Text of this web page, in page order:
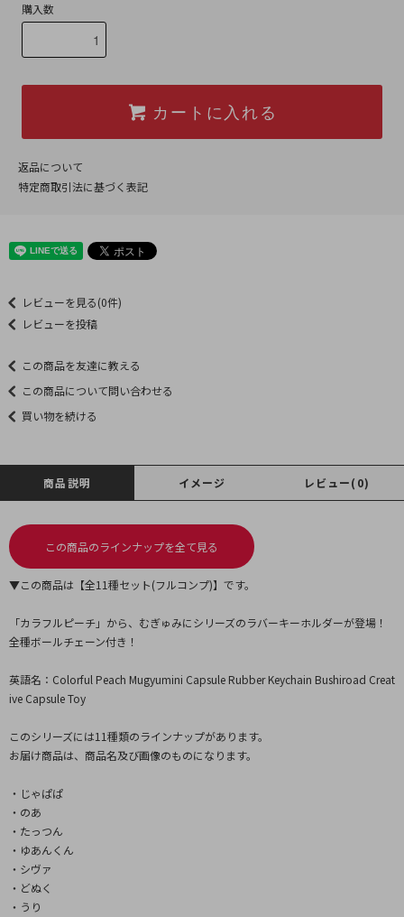
購入数
カートに入れる
返品について
特定商取引法に基づく表記
レビューを見る(0件)
レビューを投稿
この商品を友達に教える
この商品について問い合わせる
買い物を続ける
商品説明 イメージ レビュー(0)
この商品のラインナップを全て見る
▼この商品は【全11種セット(フルコンプ)】です。
「カラフルピーチ」から、むぎゅみにシリーズのラバーキーホルダーが登場！
全種ボールチェーン付き！
英語名：Colorful Peach Mugyumini Capsule Rubber Keychain Bushiroad Creat
ive Capsule Toy
このシリーズには11種類のラインナップがあります。
お届け商品は、商品名及び画像のものになります。
・じゃぱぱ
・のあ
・たっつん
・ゆあんくん
・シヴァ
・どぬく
・うり